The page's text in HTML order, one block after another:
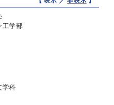
工学部
学科